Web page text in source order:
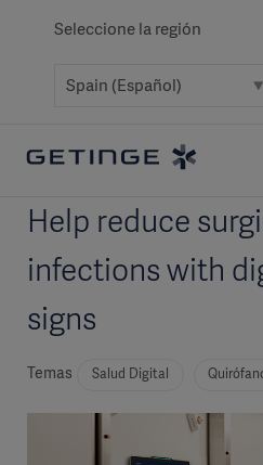
Seleccione la región
Help reduce
infections with
signs
Temas Salud Digital